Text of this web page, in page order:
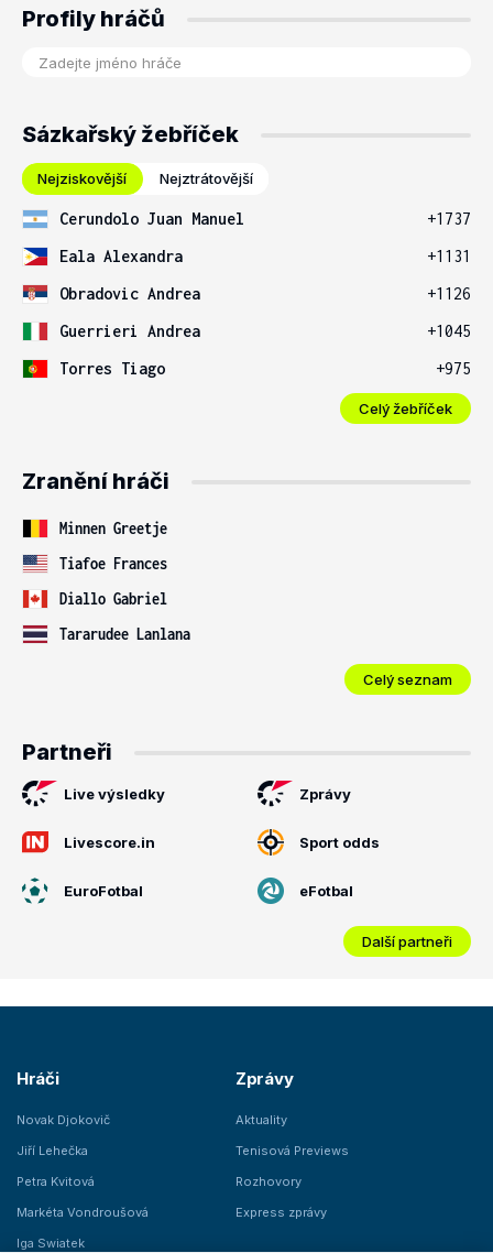
Profily hráčů
Sázkařský žebříček
Nejziskovější Nejztrátovější
Cerundolo Juan Manuel
+1737
Eala Alexandra
+1131
Obradovic Andrea
+1126
Guerrieri Andrea
+1045
Torres Tiago
+975
Celý žebříček
Zranění hráči
Minnen Greetje
Tiafoe Frances
Diallo Gabriel
Tararudee Lanlana
Celý seznam
Partneři
Live výsledky Zprávy
Livescore.in Sport odds
EuroFotbal eFotbal
Další partneři
Hráči
Novak Djokovič
Jiří Lehečka
Petra Kvitová
Markéta Vondroušová
Iga Swiatek
Zprávy
Aktuality
Tenisová Previews
Rozhovory
Express zprávy